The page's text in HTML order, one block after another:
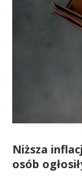
Niższa
osób